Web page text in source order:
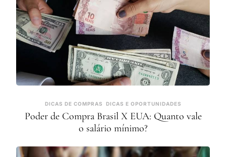
DICAS DE COMPRAS DICAS E OPORTUNIDADES
Poder de Compra Brasil X EUA: Quanto vale
o salário mínimo?